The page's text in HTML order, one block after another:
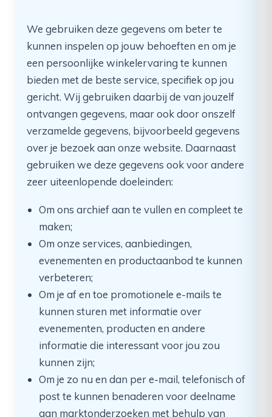
We gebruiken deze gegevens om beter te
kunnen inspelen op jouw behoeften en om je
een persoonlijke winkelervaring te kunnen
bieden met de beste service, specifiek op jou
gericht. Wij gebruiken daarbij de van jouzelf
ontvangen gegevens, maar ook door onszelf
verzamelde gegevens, bijvoorbeeld gegevens
over je bezoek aan onze website. Daarnaast
gebruiken we deze gegevens ook voor andere
zeer uiteenlopende doeleinden:
Om ons archief aan te vullen en compleet te
maken;
Om onze services, aanbiedingen,
evenementen en productaanbod te kunnen
verbeteren;
Om je af en toe promotionele e-mails te
kunnen sturen met informatie over
evenementen, producten en andere
informatie die interessant voor jou zou
kunnen zijn;
Om je zo nu en dan per e-mail, telefonisch of
post te kunnen benaderen voor deelname
aan marktonderzoeken met behulp van